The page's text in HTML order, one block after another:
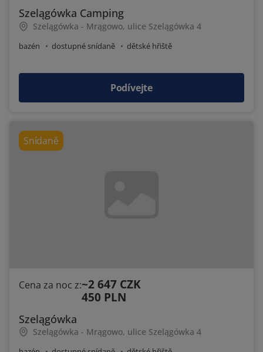
Szelągówka Camping
Szelągówka - Mrągowo, ulice Szelągówka 4
bazén dostupné snídaně dětské hřiště
Podívejte
Snídaně
Cena za noc z:~2 647 CZK
450 PLN
Szelągówka
Szelągówka - Mrągowo, ulice Szelągówka 4